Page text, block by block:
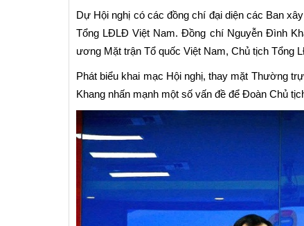
Dự Hội nghị có các đồng chí đại diện các Ban
Tổng LĐLĐ Việt Nam. Đồng chí Nguyễn Đình
ương Mặt trận Tổ quốc Việt Nam, Chủ tịch Tổng
Phát biểu khai mạc Hội nghị, thay mặt Thường
Khang nhấn mạnh một số vấn đề để Đoàn Chủ